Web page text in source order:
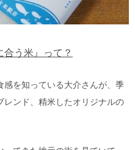
合う米』って？
を知っている大介さんが、季
ンド、精米したオリジナルの